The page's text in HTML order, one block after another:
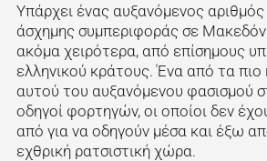
Υπάρχει ένας αυξανόμενος
άσχημης συμπεριφοράς σε
ακόμα χειρότερα, από επίσημους
ελληνικού κράτους. Ένα από τα πιο
αυτού του αυξανόμενου φασισμού
οδηγοί φορτηγών, οι οποίοι δεν
από για να οδηγούν μέσα και έξω
εχθρική ρατσιστική χώρα.